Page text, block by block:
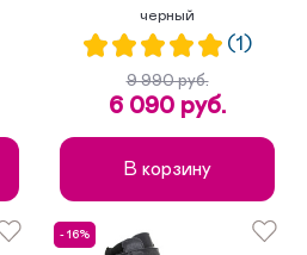
черный
(1)
9 990 руб.
6 090 руб.
В корзину
- 16%